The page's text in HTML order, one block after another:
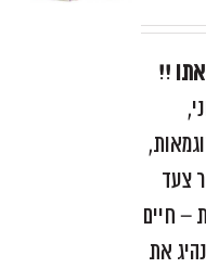
צעד
– חיים
את